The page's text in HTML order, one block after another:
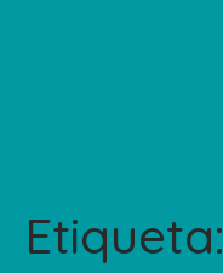
Etiqueta: